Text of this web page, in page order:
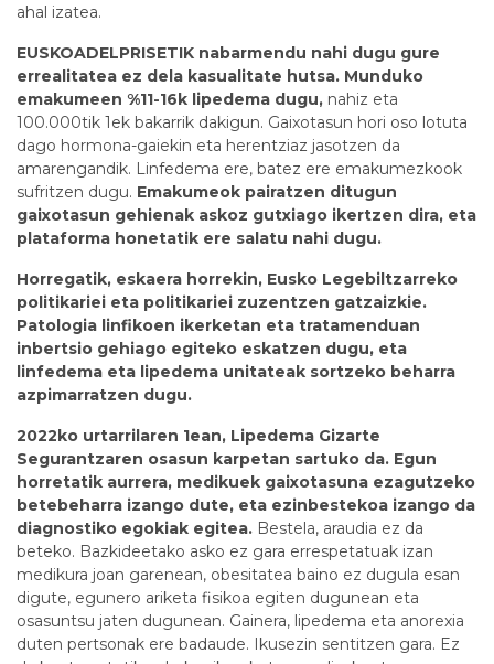
ahal izatea.
EUSKOADELPRISETIK nabarmendu nahi dugu gure
errealitatea ez dela kasualitate hutsa. Munduko
emakumeen %11-16k lipedema dugu, nahiz eta
100.000tik 1ek bakarrik dakigun. Gaixotasun hori oso lotuta
dago hormona-gaiekin eta herentziaz jasotzen da
amarengandik. Linfedema ere, batez ere emakumezkook
sufritzen dugu. Emakumeok pairatzen ditugun
gaixotasun gehienak askoz gutxiago ikertzen dira, eta
plataforma honetatik ere salatu nahi dugu.
Horregatik, eskaera horrekin, Eusko Legebiltzarreko
politikariei eta politikariei zuzentzen gatzaizkie.
Patologia linfikoen ikerketan eta tratamenduan
inbertsio gehiago egiteko eskatzen dugu, eta
linfedema eta lipedema unitateak sortzeko beharra
azpimarratzen dugu.
2022ko urtarrilaren 1ean, Lipedema Gizarte
Segurantzaren osasun karpetan sartuko da. Egun
horretatik aurrera, medikuek gaixotasuna ezagutzeko
betebeharra izango dute, eta ezinbestekoa izango da
diagnostiko egokiak egitea. Bestela, araudia ez da
beteko. Bazkideetako asko ez gara errespetatuak izan
medikura joan garenean, obesitatea baino ez dugula esan
digute, egunero ariketa fisikoa egiten dugunean eta
osasuntsu jaten dugunean. Gainera, lipedema eta anorexia
duten pertsonak ere badaude. Ikusezin sentitzen gara. Ez